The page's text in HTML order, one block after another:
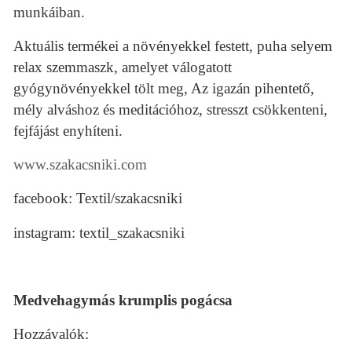
munkáiban.
Aktuális termékei a növényekkel festett, puha selyem
relax szemmaszk, amelyet válogatott
gyógynövényekkel tölt meg, Az igazán pihentető,
mély alváshoz és meditációhoz, stresszt csökkenteni,
fejfájást enyhíteni.
www.szakacsniki.com
facebook: Textil/szakacsniki
instagram: textil_szakacsniki
Medvehagymás krumplis pogácsa
Hozzávalók: